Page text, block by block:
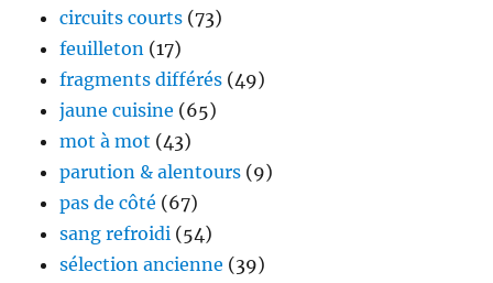
circuits courts (73)
feuilleton (17)
fragments différés (49)
jaune cuisine (65)
mot à mot (43)
parution & alentours (9)
pas de côté (67)
sang refroidi (54)
sélection ancienne (39)